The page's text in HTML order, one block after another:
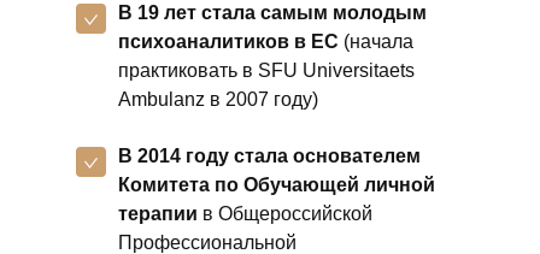
В 19 лет стала самым молодым
психоаналитиков в ЕС (начала
практиковать в SFU Universitaets
Ambulanz в 2007 году)
В 2014 году стала основателем
Комитета по Обучающей личной
терапии в Общероссийской
Профессиональной